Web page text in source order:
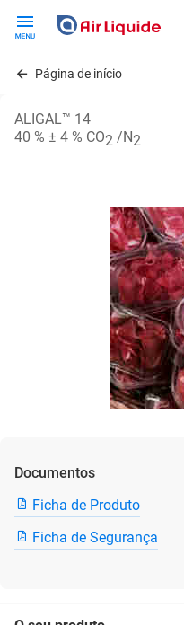
contentPágina de início
ALIGAL™ 14
40 % ± 4 % CO2 /N2
Documentos
Ficha de Produto
Ficha de Segurança